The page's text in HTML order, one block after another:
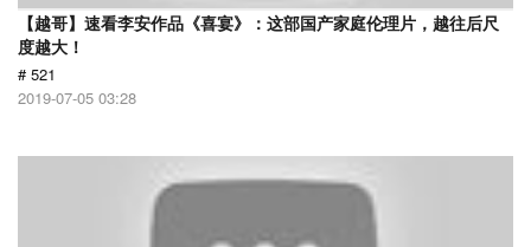
【越哥】速看李安作品《喜宴》：这部国产家庭伦理片，越往后尺
度越大！
# 521
2019-07-05 03:28